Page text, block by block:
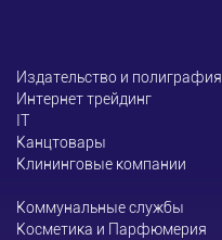
Издательство и полиграфия
Интернет трейдинг
ІТ
Канцтовары
Клининговые компании
Коммунальные службы
Косметика и Парфюмерия